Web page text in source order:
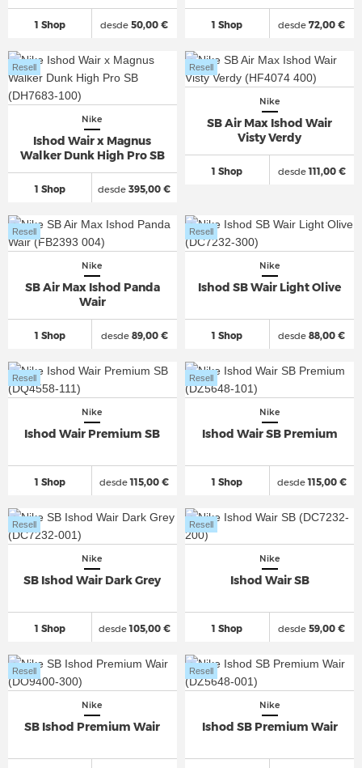
1 Shop desde 50,00 € 1 Shop desde 72,00 €
Nike
Ishod Wair x Magnus
Walker Dunk High Pro SB
1 Shop
Resell
desde 395,00 €
Nike
SB Air Max Ishod Wair
Visty Verdy
1 Shop
Resell
desde111,00 €
Nike
SB Air Max Ishod Panda
Wair
1 Shop
Resell
desde89,00 €
Nike
Ishod SB Wair Light Olive
1 Shop
Resell
desde 88,00 €
Nike
Ishod Wair Premium SB
1 Shop
Resell
desde115,00 €
Nike
Ishod Wair SB Premium
1 Shop
Resell
desde115,00 €
Nike
SB Ishod Wair Dark Grey
1 Shop
Resell
desde105,00 €
Nike
Ishod Wair SB
1 Shop
Resell
desde 59,00 €
Nike
SB Ishod Premium Wair
Resell
Nike
Ishod SB Premium Wair
Resell